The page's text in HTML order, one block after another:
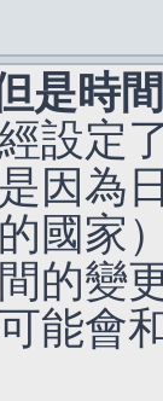
是時
設定
因為
國家
的變
能會